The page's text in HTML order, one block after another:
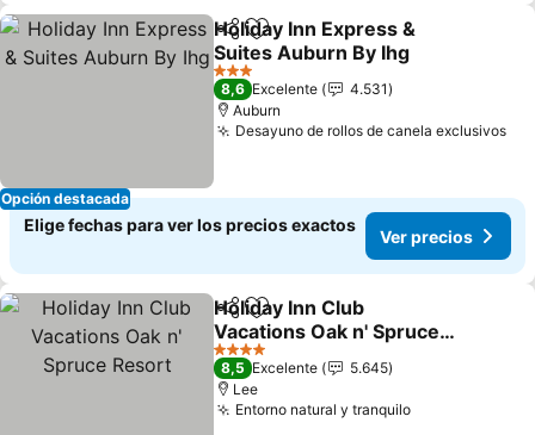
Opción destacada
CompartirAgregar a favoritos
Holiday Inn Express &
Suites Auburn By Ihg
3 Estrellas
8,6 Excelente
4.531
Auburn
Desayuno de rollos de canela exclusivos
Elige fechas para ver los precios exactos
Ver precios
CompartirAgregar a favoritos
Holiday Inn Club
Vacations Oak n' Spruce
Resort
4 Estrellas
8,5 Excelente
5.645
Lee
Entorno natural y tranquilo